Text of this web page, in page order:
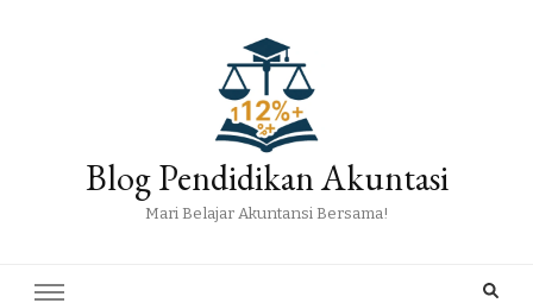
Blog Pendidikan Akuntasi
Mari Belajar Akuntansi Bersama!